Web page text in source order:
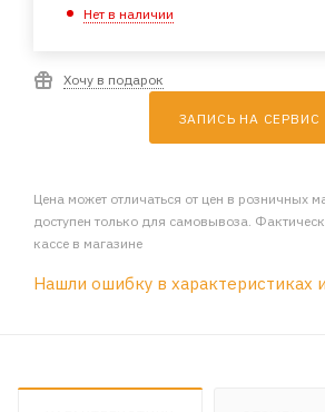
Нет в наличии
Хочу в подарок
ЗАПИСЬ НА СЕРВИС
Цена может отличаться от цен в розничных
доступен только для самовывоза.
кассе в магазине
Нашли ошибку в характеристиках